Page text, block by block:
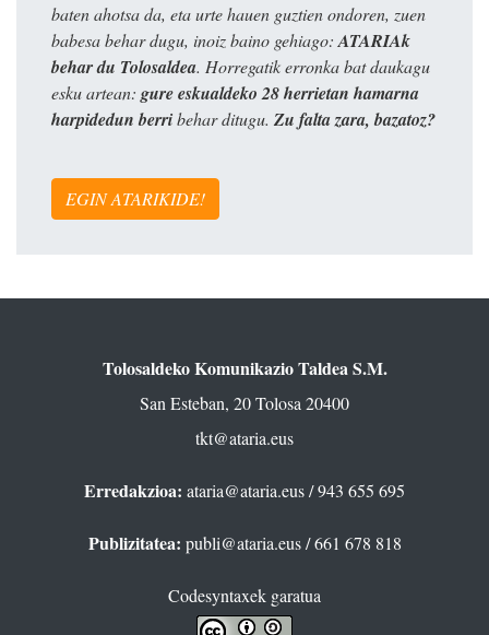
baten ahotsa da, eta urte hauen guztien ondoren, zuen
babesa behar dugu, inoiz baino gehiago: ATARIAk
behar du Tolosaldea. Horregatik erronka bat daukagu
esku artean: gure eskualdeko 28 herrietan hamarna
harpidedun berribehar ditugu. Zu falta zara, bazatoz?
EGIN ATARIKIDE!
Tolosaldeko Komunikazio Taldea S.M.
San Esteban, 20 Tolosa 20400
tkt@ataria.eus
Erredakzioa: ataria@ataria.eus/ 943 655 695
Publizitatea: publi@ataria.eus/ 661 678 818
Codesyntaxek garatua